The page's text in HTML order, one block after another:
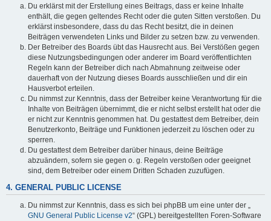
Du erklärst mit der Erstellung eines Beitrags, dass er keine Inhalte
enthält, die gegen geltendes Recht oder die guten Sitten verstoßen. Du
erklärst insbesondere, dass du das Recht besitzt, die in deinen
Beiträgen verwendeten Links und Bilder zu setzen bzw. zu verwenden.
Der Betreiber des Boards übt das Hausrecht aus. Bei Verstößen gegen
diese Nutzungsbedingungen oder anderer im Board veröffentlichten
Regeln kann der Betreiber dich nach Abmahnung zeitweise oder
dauerhaft von der Nutzung dieses Boards ausschließen und dir ein
Hausverbot erteilen.
Du nimmst zur Kenntnis, dass der Betreiber keine Verantwortung für die
Inhalte von Beiträgen übernimmt, die er nicht selbst erstellt hat oder die
er nicht zur Kenntnis genommen hat. Du gestattest dem Betreiber, dein
Benutzerkonto, Beiträge und Funktionen jederzeit zu löschen oder zu
sperren.
Du gestattest dem Betreiber darüber hinaus, deine Beiträge
abzuändern, sofern sie gegen o. g. Regeln verstoßen oder geeignet
sind, dem Betreiber oder einem Dritten Schaden zuzufügen.
4. GENERAL PUBLIC LICENSE
Du nimmst zur Kenntnis, dass es sich bei phpBB um eine unter der „
GNU General Public License v2“ (GPL) bereitgestellten Foren-Software